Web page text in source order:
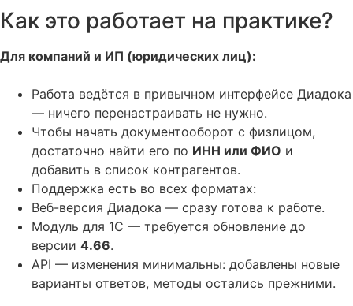
Как это работает на практике?
Для компаний и ИП (юридических лиц):
Работа ведётся в привычном интерфейсе Диадока
— ничего перенастраивать не нужно.
Чтобы начать документооборот с физлицом,
достаточно найти его по ИНН или ФИО и
добавить в список контрагентов.
Поддержка есть во всех форматах:
Веб-версия Диадока — сразу готова к работе.
Модуль для 1С — требуется обновление до
версии 4.66.
API — изменения минимальны: добавлены новые
варианты ответов, методы остались прежними.